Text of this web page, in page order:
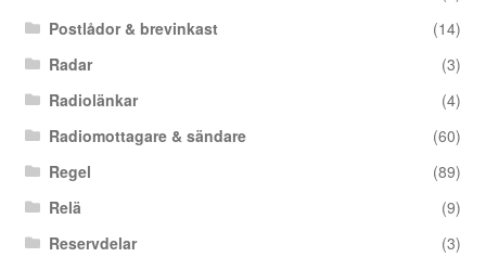
Postlådor & brevinkast
(14)
Radar
(3)
Radiolänkar
(4)
Radiomottagare & sändare
(60)
Regel
(89)
Relä
(9)
Reservdelar
(3)